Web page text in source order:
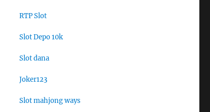
RTP Slot
Slot Depo 10k
Slot dana
Joker123
Slot mahjong ways